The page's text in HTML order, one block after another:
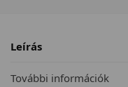
Leírás
További információk